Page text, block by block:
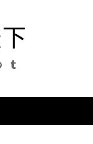
Pinterest
Tumblr